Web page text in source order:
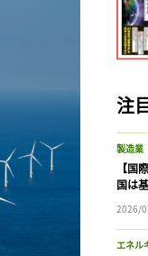
注
製造業
【国
国は
2026/
エネル